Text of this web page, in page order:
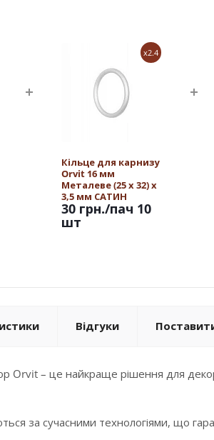
x2.4
Кільце для карнизу
Orvit 16 мм
Металеве (25 х 32) х
3,5 мм САТИН
30 грн./пач 10
шт
Відгуки
Orvit – це найкраще рішення для
за сучасними технологіями, що